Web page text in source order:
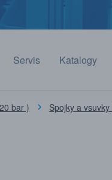
Servis Katalogy
bar ) Spojky a